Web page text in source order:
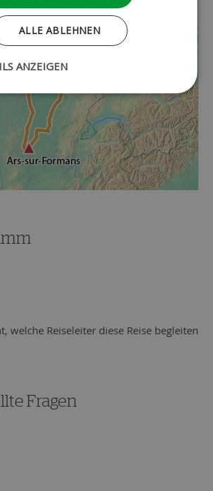
welche Reiseleiter diese Reise begleiten
Fragen
ALLE ABLEHNEN
ANZEIGEN